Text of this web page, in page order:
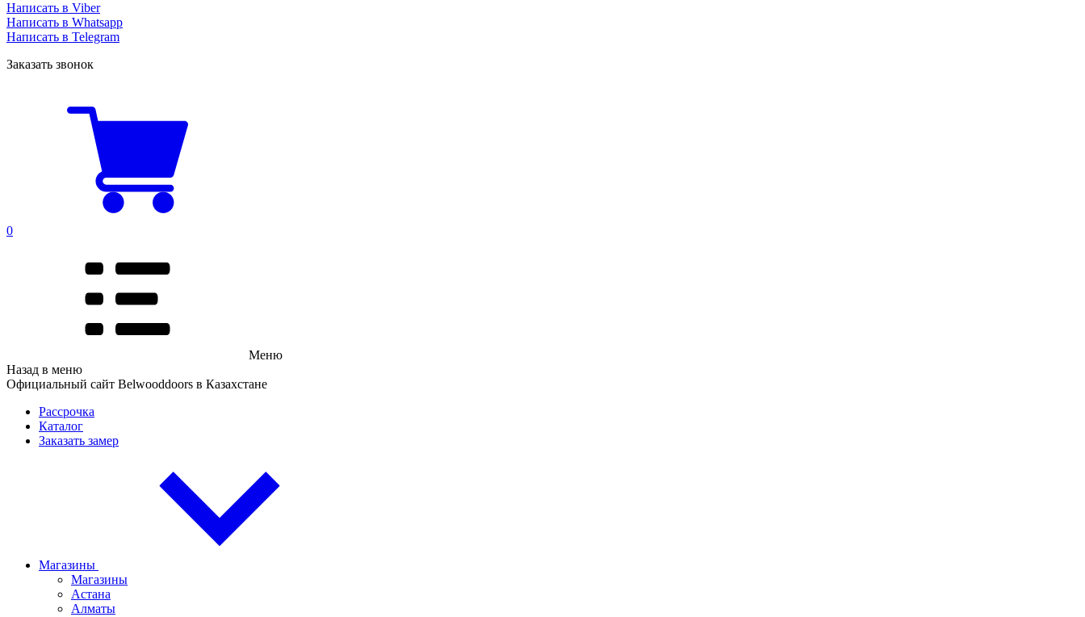
Написать в Viber
Написать в Whatsapp
Написать в Telegram
Заказать звонок
0
Меню
Назад в меню
Официальный сайт Belwooddoors в Казахстане
Рассрочка
Каталог
Заказать замер
Магазины
Магазины
Астана
Алматы